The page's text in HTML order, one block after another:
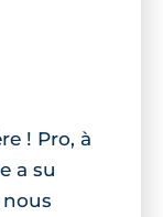
! Pro, à
a su